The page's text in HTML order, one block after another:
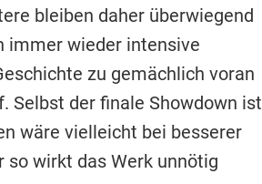
bleiben daher überwiegend
immer wieder intensive
zu gemächlich voran
Selbst der finale Showdown ist
wäre vielleicht bei besserer
wirkt das Werk unnötig